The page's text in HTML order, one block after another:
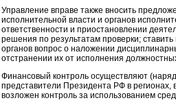
Управление вправе также вносить
исполнительной власти и органов
ответственности и приостановлении
решения по результатам проверки;
органов вопрос о наложении
отстранении их от исполнения
Финансовый контроль осуществляют
представители Президента РФ в
возложен контроль за использованием